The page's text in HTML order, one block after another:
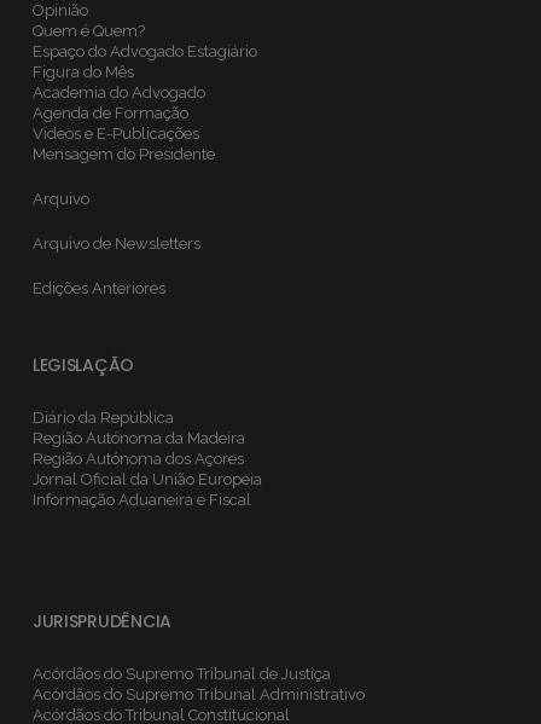
Opinião
Quem é Quem?
Espaço do Advogado Estagiário
Figura do Mês
Academia do Advogado
Agenda de Formação
Vídeos e E-Publicações
Mensagem do Presidente
Arquivo
Arquivo de Newsletters
Edições Anteriores
LEGISLAÇÃO
Diário da República
Região Autónoma da Madeira
Região Autónoma dos Açores
Jornal Oficial da União Europeia
Informação Aduaneira e Fiscal
JURISPRUDÊNCIA
Acórdãos do Supremo Tribunal de Justiça
Acórdãos do Supremo Tribunal Administrativo
Acórdãos do Tribunal Constitucional